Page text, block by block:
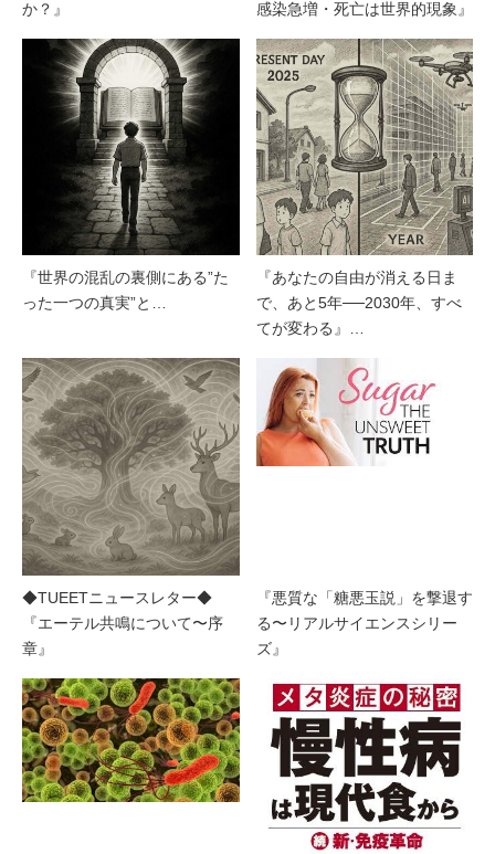
か？』
感染急増・死亡は世界的現象』
『世界の混乱の裏側にある”た
った一つの真実”と…
『あなたの自由が消える日ま
で、あと5年──2030年、すべ
てが変わる』…
◆TUEETニュースレター◆
『エーテル共鳴について〜序
章』
『悪質な「糖悪玉説」を撃退す
る〜リアルサイエンスシリー
ズ』